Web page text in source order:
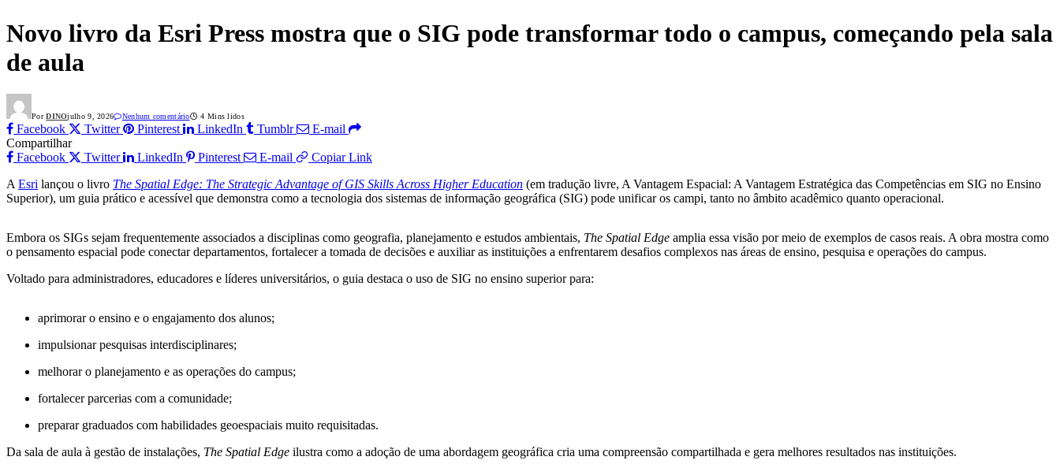
Novo livro da Esri Press mostra que o SIG pode transformar todo o campus, começando pela sala
de aula
Por DINOjulho 9, 2026 Nenhum comentário 4 Mins lidos
Facebook Twitter Pinterest LinkedIn Tumblr
E-mail
Compartilhar
Facebook
Twitter LinkedIn Pinterest E-mail
Copiar Link
A Esri lançou o livro The Spatial Edge: The Strategic Advantage of GIS Skills Across Higher Education (em tradução livre, A Vantagem Espacial: A Vantagem Estratégica das Competências em SIG no Ensino
Superior), um guia prático e acessível que demonstra como a tecnologia dos sistemas de informação geográfica (SIG) pode unificar os campi, tanto no âmbito acadêmico quanto operacional.
Embora os SIGs sejam frequentemente associados a disciplinas como geografia, planejamento e estudos ambientais, The Spatial Edge amplia essa visão por meio de exemplos de casos reais. A obra mostra como
o pensamento espacial pode conectar departamentos, fortalecer a tomada de decisões e auxiliar as instituições a enfrentarem desafios complexos nas áreas de ensino, pesquisa e operações do campus.
Voltado para administradores, educadores e líderes universitários, o guia destaca o uso de SIG no ensino superior para:
aprimorar o ensino e o engajamento dos alunos;
impulsionar pesquisas interdisciplinares;
melhorar o planejamento e as operações do campus;
fortalecer parcerias com a comunidade;
preparar graduados com habilidades geoespaciais muito requisitadas.
Da sala de aula à gestão de instalações, The Spatial Edge ilustra como a adoção de uma abordagem geográfica cria uma compreensão compartilhada e gera melhores resultados nas instituições.